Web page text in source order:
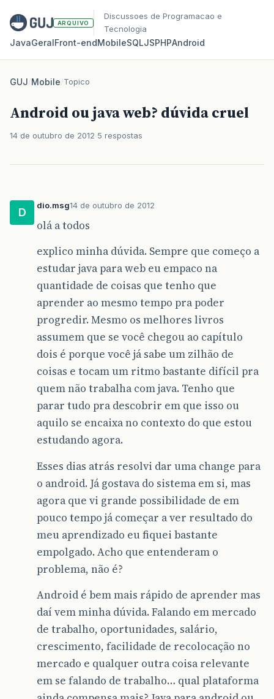
ARQUIVO
Discussoes de Programacao e
Tecnologia
JavaGeralFront‑endMobileSQLJSPHPAndroid
GUJ/Mobile/Topico
Android ou java web? dúvida cruel
14 de outubro de 2012 5 respostas
D
dio.msg14 de outubro de 2012
olá a todos
explico minha dúvida. Sempre que começo a
estudar java para web eu empaco na
quantidade de coisas que tenho que
aprender ao mesmo tempo pra poder
progredir. Mesmo os melhores livros
assumem que se você chegou ao capítulo
dois é porque você já sabe um zilhão de
coisas e tocam um ritmo bastante difícil pra
quem não trabalha com java. Tenho que
parar tudo pra descobrir em que isso ou
aquilo se encaixa no contexto do que estou
estudando agora.
Esses dias atrás resolvi dar uma change para
o android. Já gostava do sistema em si, mas
agora que vi grande possibilidade de em
pouco tempo já começar a ver resultado do
meu aprendizado eu fiquei bastante
empolgado. Acho que entenderam o
problema, não é?
Android é bem mais rápido de aprender mas
daí vem minha dúvida. Falando em mercado
de trabalho, oportunidades, salário,
crescimento, facilidade de recolocação no
mercado e qualquer outra coisa relevante
em se falando de trabalho… qual plataforma